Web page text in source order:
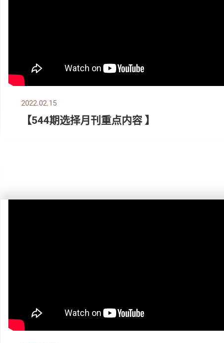
2022.02.15
【544期选择月刊重点内容 】